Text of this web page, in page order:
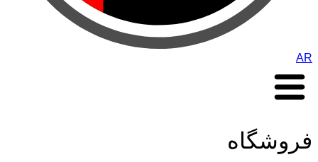
AR
فروشگاه